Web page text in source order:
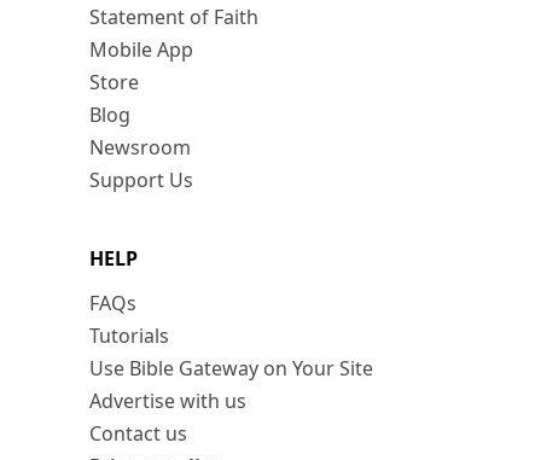
Statement of Faith
Mobile App
Store
Blog
Newsroom
Support Us
HELP
FAQs
Tutorials
Use Bible Gateway on Your Site
Advertise with us
Contact us